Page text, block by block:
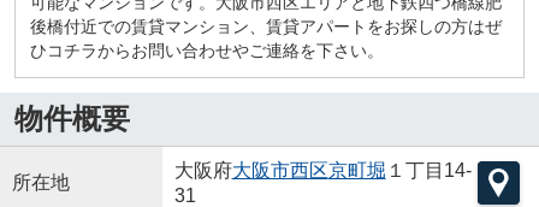
後橋付近での賃貸マンション、賃貸アパートをお探しの方はぜ
ひコチラからお問い合わせやご連絡を下さい。
物件概要
所在地
大阪府大阪市西区京町堀 １丁目14-
31